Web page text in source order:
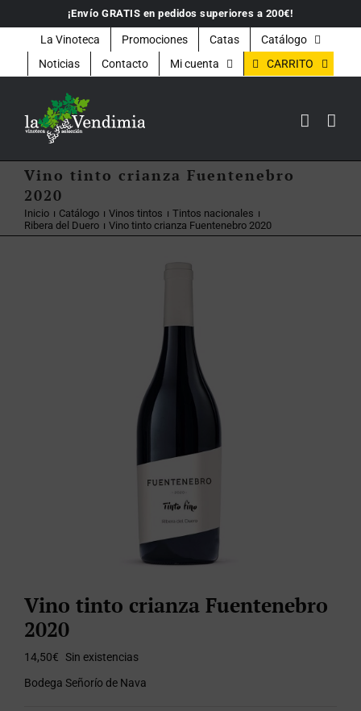
contenido
¡Envío GRATIS en pedidos superiores a 200€!
La Vinoteca Promociones Catas
Catálogo
Noticias
Contacto Mi cuenta CARRITO
Vino tinto crianza Fuentenebro
2020
Inicio Catálogo Vinos tintos
Tintos nacionales
Ribera del Duero
Vino tinto crianza Fuentenebro 2020
Vino tinto crianza Fuentenebro
2020
14,50€ Sin existencias
Bodega Señorío de Nava